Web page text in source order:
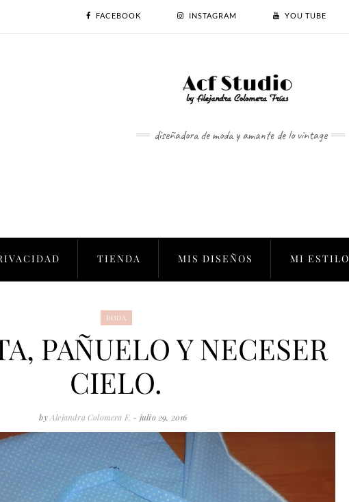
FACEBOOK INSTAGRAM YOU TUBE
diseñadora de moda y amante de lo vintage
TIENDA MIS DISEÑOS MI ESTILO
BODA
PAÑUELO Y NECESER
CIELO.
byAlejandra Colomera F. - julio 29, 2016